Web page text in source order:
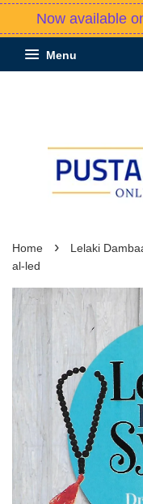
Now available
Menu
Home ›
Lelaki
al-led